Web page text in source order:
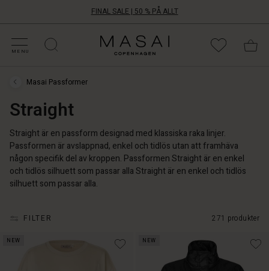
FINAL SALE | 50 % PÅ ALLT
MENU
Masai
Clothing
Masai
›
Straight
Masai Passformer
Straight
Straight är en passform designad med klassiska raka linjer.
Passformen är avslappnad, enkel och tidlös utan att framhäva
någon specifik del av kroppen. Passformen Straight är en enkel
och tidlös silhuett som passar alla Straight är en enkel och tidlös
silhuett som passar alla.
FILTER 271 produkter
NEW NEW